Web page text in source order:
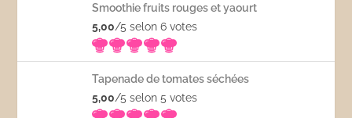
Smoothie fruits rouges et yaourt
5,00/5 selon 6votes
Tapenade de tomates séchées
5,00/5 selon 5votes